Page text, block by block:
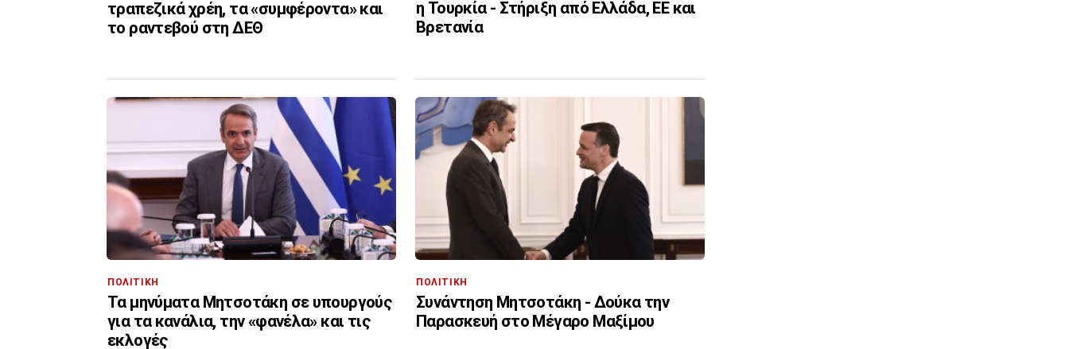
τραπεζικά χρέη, τα «συμφέροντα» και
το ραντεβού στη ΔΕΘ
η Τουρκία - Στήριξη από Ελλάδα, ΕΕ και
Βρετανία
ΠΟΛΙΤΙΚΗ
Τα μηνύματα Μητσοτάκη σε υπουργούς
για τα κανάλια, την «φανέλα» και τις
εκλογές
ΠΟΛΙΤΙΚΗ
Συνάντηση Μητσοτάκη - Δούκα την
Παρασκευή στο Μέγαρο Μαξίμου